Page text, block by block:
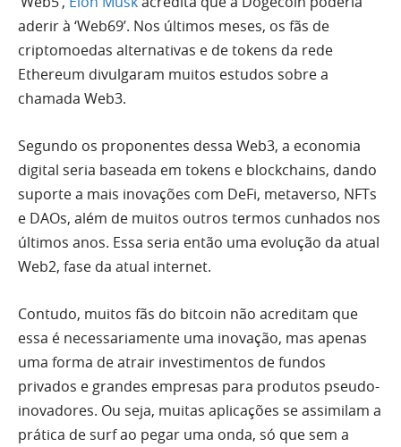
aderir à ‘Web69’. Nos últimos meses, os fãs de
criptomoedas alternativas e de tokens da rede
Ethereum divulgaram muitos estudos sobre a
chamada Web3.
Segundo os proponentes dessa Web3, a economia
digital seria baseada em tokens e blockchains, dando
suporte a mais inovações com DeFi, metaverso, NFTs
e DAOs, além de muitos outros termos cunhados nos
últimos anos. Essa seria então uma evolução da atual
Web2, fase da atual internet.
Contudo, muitos fãs do bitcoin não acreditam que
essa é necessariamente uma inovação, mas apenas
uma forma de atrair investimentos de fundos
privados e grandes empresas para produtos pseudo-
inovadores. Ou seja, muitas aplicações se assimilam a
prática de surf ao pegar uma onda, só que sem a